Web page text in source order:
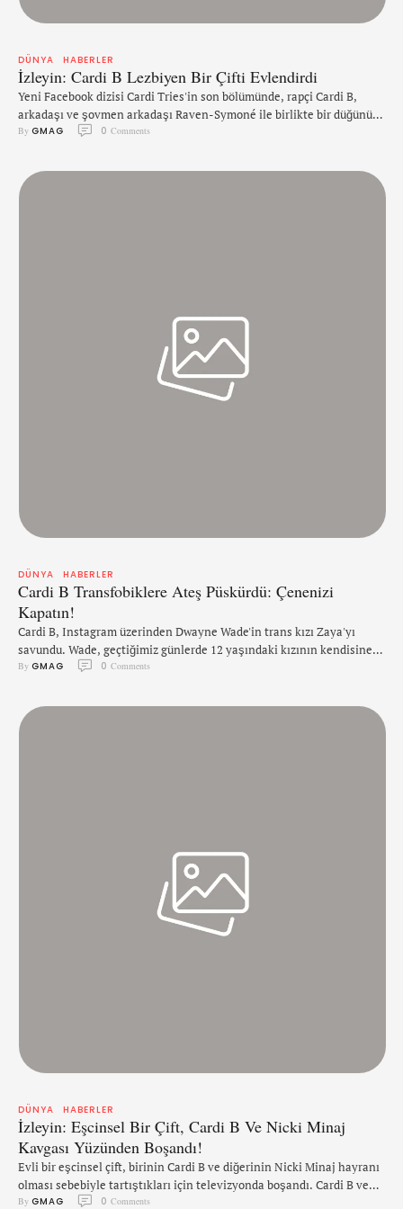
DÜNYA HABERLER
İzleyin: Cardi B Lezbiyen Bir Çifti Evlendirdi
Yeni Facebook dizisi Cardi Tries'in son bölümünde, rapçi Cardi B,
arkadaşı ve şovmen arkadaşı Raven-Symoné ile birlikte bir düğünü
yönetmeye çalışıyor. 11 Ekim Pazartesi günü Ulusal Coming Out
nişanlısı Brandi’nin şaşırttığı Shannon'ın sadece bir nişan partisi
olduğunu düşündüğü mükemmel bir düğün ve düğünü yöneten Cardi B
By GMAG 0 Comments
DÜNYA HABERLER
Cardi B Transfobiklere Ateş Püskürdü: Çenenizi
Kapatın!
Cardi B, Instagram üzerinden Dwayne Wade'in trans kızı Zaya'yı
savundu. Wade, geçtiğimiz günlerde 12 yaşındaki kızının kendisine
ve eşine trans olarak açıldığını söyleyerek kızına doğru zamirlerle
çocuklarının isteğine saygı duymuş olsa da çift, doğal olarak bazı
transfobiklerin hedefi oldu. Cardi B, bu tür klavye …
By GMAG 0 Comments
DÜNYA HABERLER
İzleyin: Eşcinsel Bir Çift, Cardi B Ve Nicki Minaj
Kavgası Yüzünden Boşandı!
Evli bir eşcinsel çift, birinin Cardi B ve diğerinin Nicki Minaj hayranı
olması sebebiyle tartıştıkları için televizyonda boşandı. Cardi B ve
Nicki Minaj, rap dünyasının iki düşman ismi. Çift, hangi rapçinin
By GMAG 0 Comments